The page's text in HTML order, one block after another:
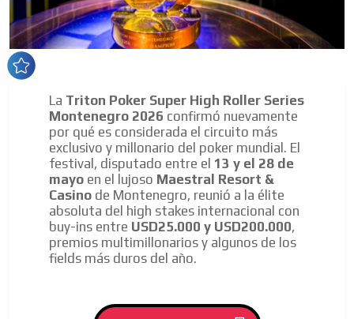
La Triton Poker Super High Roller Series
Montenegro 2026 confirmó nuevamente
por qué es considerada el circuito más
exclusivo y millonario del poker mundial. El
festival, disputado entre el 13 y el 28 de
mayo en el lujoso Maestral Resort &
Casino de Montenegro, reunió a la élite
absoluta del high stakes internacional con
buy-ins entre USD25.000 y USD200.000,
premios multimillonarios y algunos de los
fields más duros del año.